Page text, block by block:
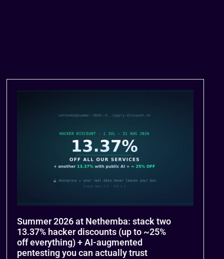
Summer 2026 at Nethemba: stack two
13.37% hacker discounts (up to ~25%
off everything) + AI-augmented
pentesting you can actually trust